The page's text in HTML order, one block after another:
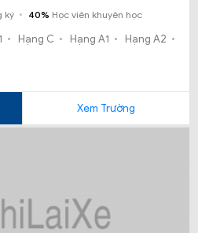
Trường cao đẳng cảnh sát
và đảm bảo có tấm bằng đúng
ký 40% Học viên khuyên học
Hạng C Hạng A1
Hạng A2
Xem Trường